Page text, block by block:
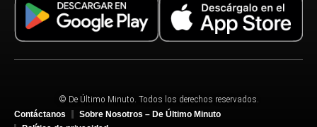
© De Último Minuto. Todos los derechos reservados.
Contáctanos
Sobre Nosotros – De Último Minuto